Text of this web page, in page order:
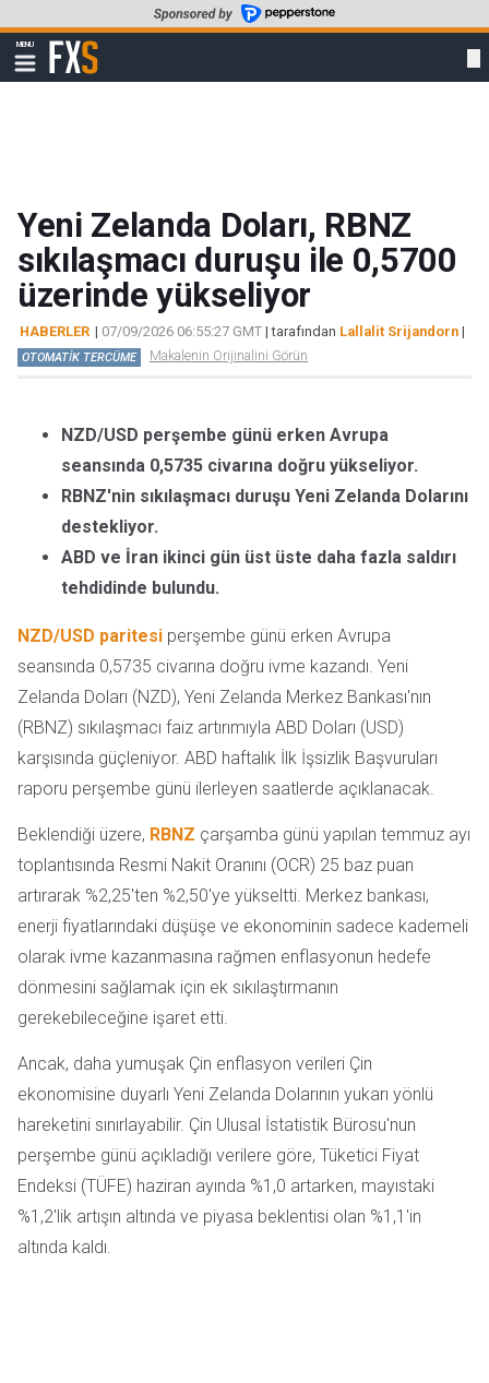
to
main
content
MENU
Show
navigation
FXStreet
Yeni Zelanda Doları, RBNZ
sıkılaşmacı duruşu ile 0,5700
üzerinde yükseliyor
HABERLER | 07/09/2026 06:55:27 GMT | tarafından Lallalit Srijandorn |
OTOMATİK TERCÜME Makalenin Orijinalini Görün
NZD/USD perşembe günü erken Avrupa
seansında 0,5735 civarına doğru yükseliyor.
RBNZ'nin sıkılaşmacı duruşu Yeni Zelanda Dolarını
destekliyor.
ABD ve İran ikinci gün üst üste daha fazla saldırı
tehdidinde bulundu.
NZD/USD paritesi perşembe günü erken Avrupa
seansında 0,5735 civarına doğru ivme kazandı. Yeni
Zelanda Doları (NZD), Yeni Zelanda Merkez Bankası'nın
(RBNZ) sıkılaşmacı faiz artırımıyla ABD Doları (USD)
karşısında güçleniyor. ABD haftalık İlk İşsizlik Başvuruları
raporu perşembe günü ilerleyen saatlerde açıklanacak.
Beklendiği üzere, RBNZ çarşamba günü yapılan temmuz ayı
toplantısında Resmi Nakit Oranını (OCR) 25 baz puan
artırarak %2,25'ten %2,50'ye yükseltti. Merkez bankası,
enerji fiyatlarındaki düşüşe ve ekonominin sadece kademeli
olarak ivme kazanmasına rağmen enflasyonun hedefe
dönmesini sağlamak için ek sıkılaştırmanın
gerekebileceğine işaret etti.
Ancak, daha yumuşak Çin enflasyon verileri Çin
ekonomisine duyarlı Yeni Zelanda Dolarının yukarı yönlü
hareketini sınırlayabilir. Çin Ulusal İstatistik Bürosu'nun
perşembe günü açıkladığı verilere göre, Tüketici Fiyat
Endeksi (TÜFE) haziran ayında %1,0 artarken, mayıstaki
%1,2'lik artışın altında ve piyasa beklentisi olan %1,1'in
altında kaldı.